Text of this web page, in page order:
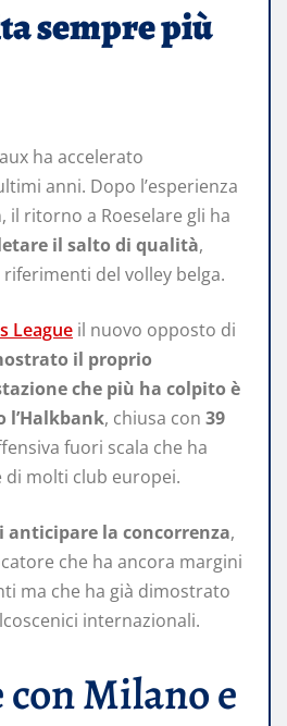
sempre più
ha accelerato
anni. Dopo l’esperienza
il ritorno a Roeselare gli ha
il salto di qualità,
del volley belga.
League il nuovo opposto di
il proprio
che più ha colpito è
l’Halkbank, chiusa con 39
fuori scala che ha
di molti club europei.
anticipare la concorrenza,
che ha ancora margini
ma che ha già dimostrato
internazionali.
Milano e